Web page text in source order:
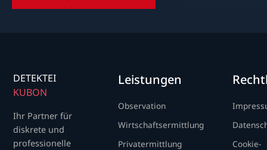
DETEKTEI
KUBON
Ihr Partner für
diskrete und
professionelle
Leistungen
Observation
Wirtschaftsermittlung
Privatermittlung
Cookie-